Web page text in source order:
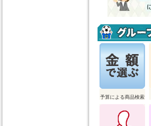
予算による商品検索